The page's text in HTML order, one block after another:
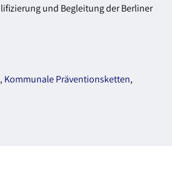
und Begleitung der Berliner
, Kommunale Präventionsketten,